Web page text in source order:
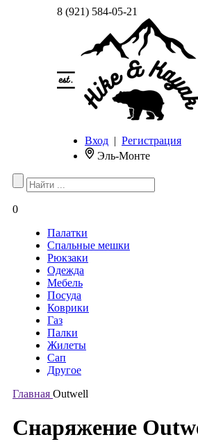
8 (921) 584-05-21
Вход | Регистрация
Эль-Монте
0
Палатки
Спальные мешки
Рюкзаки
Одежда
Мебель
Посуда
Коврики
Газ
Палки
Жилеты
Сап
Другое
Главная Outwell
Снаряжение